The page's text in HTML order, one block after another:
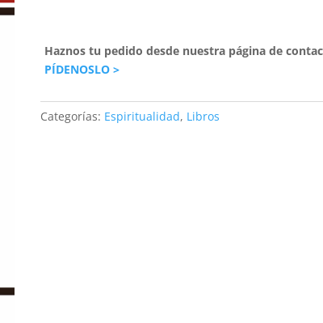
Haznos tu pedido desde nuestra página de
PÍDENOSLO >
Categorías: Espiritualidad, Libros